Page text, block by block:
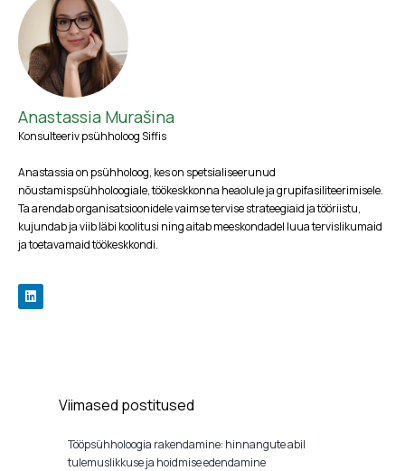
Anastassia Murašina
Konsulteeriv psühholoog Siffis
Anastassia on psühholoog, kes on spetsialiseerunud
nõustamispsühholoogiale, töökeskkonna heaolule ja grupifasiliteerimisele.
Ta arendab organisatsioonidele vaimse tervise strateegiaid ja tööriistu,
kujundab ja viib läbi koolitusi ning aitab meeskondadel luua tervislikumaid
ja toetavamaid töökeskkondi.
Viimased postitused
Tööpsühholoogia rakendamine: hinnangute abil
tulemuslikkuse ja hoidmise edendamine